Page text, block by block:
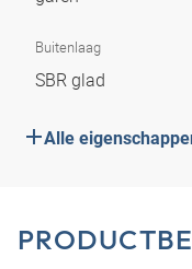
Buitenlaag
SBR glad
Alle